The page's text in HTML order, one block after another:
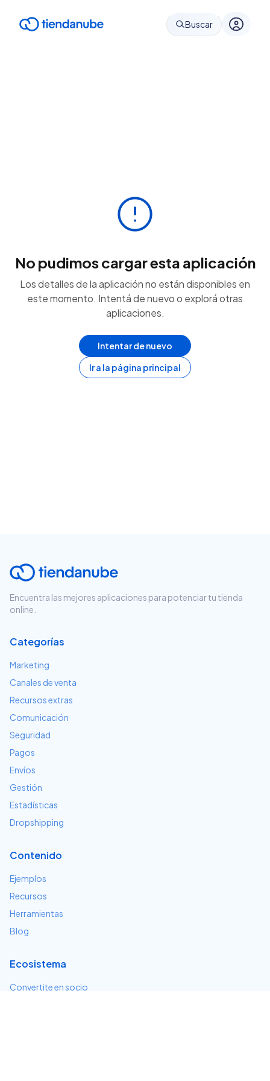
Buscar
No pudimos cargar esta aplicación
Los detalles de la aplicación no están disponibles en
este momento. Intentá de nuevo o explorá otras
aplicaciones.
Intentar de nuevo
Ir a la página principal
Encuentra las mejores aplicaciones para potenciar tu tienda
online.
Categorías
Marketing
Canales de venta
Recursos extras
Comunicación
Seguridad
Pagos
Envíos
Gestión
Estadísticas
Dropshipping
Contenido
Ejemplos
Recursos
Herramientas
Blog
Ecosistema
Convertite en socio